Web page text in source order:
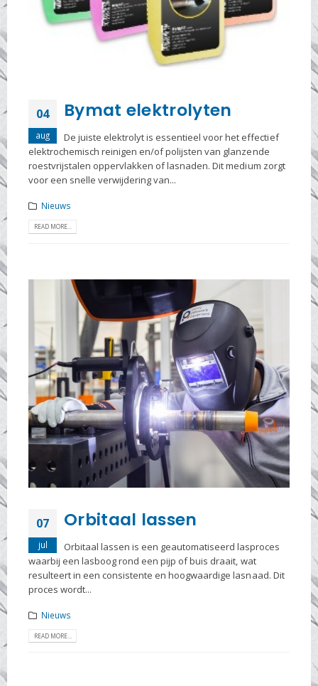
04
aug
Bymat elektrolyten
De juiste elektrolyt is essentieel voor het effectief
elektrochemisch reinigen en/of polijsten van glanzende
roestvrijstalen oppervlakken of lasnaden. Dit medium zorgt
voor een snelle verwijdering van...
Nieuws
READ MORE...
07
jul
Orbitaal lassen
Orbitaal lassen is een geautomatiseerd lasproces
waarbij een lasboog rond een pijp of buis draait, wat
resulteert in een consistente en hoogwaardige lasnaad. Dit
proces wordt...
Nieuws
READ MORE...